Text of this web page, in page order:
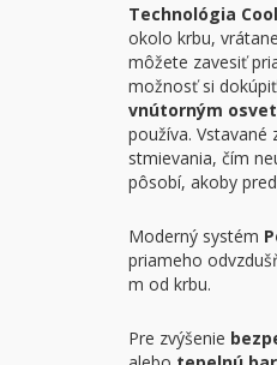
Technológia
okolo krbu,
môžete zavesiť
možnosť si
vnútorným
používa.
stmievania, čím
pôsobí, akoby
Moderný systém
priameho
m od krbu.
Pre zvýšenie